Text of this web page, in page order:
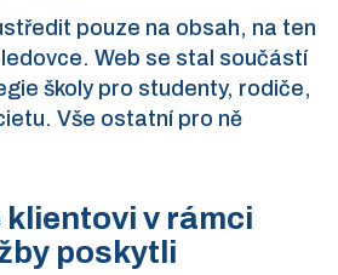
pouze na obsah, na ten
Web se stal součástí
školy pro studenty, rodiče,
Vše ostatní pro ně
klientovi v rámci
poskytli